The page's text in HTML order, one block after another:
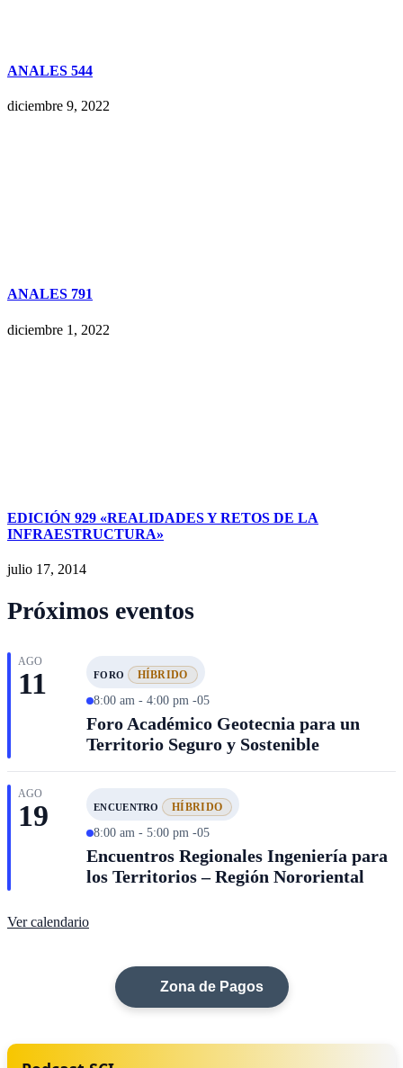
ANALES 544
diciembre 9, 2022
ANALES 791
diciembre 1, 2022
EDICIÓN 929 «REALIDADES Y RETOS DE LA
INFRAESTRUCTURA»
julio 17, 2014
Próximos eventos
AGO
11 FORO HÍBRIDO
8:00 am - 4:00 pm -05
Foro Académico Geotecnia para un
Territorio Seguro y Sostenible
AGO
19 ENCUENTRO HÍBRIDO
8:00 am - 5:00 pm -05
Encuentros Regionales Ingeniería para
los Territorios – Región Nororiental
Ver calendario
Zona de Pagos